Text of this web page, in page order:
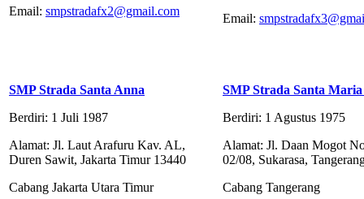
Email: smpstradafx2@gmail.com
Email:
SMP Strada Santa Anna
Berdiri: 1 Juli 1987
Alamat: Jl. Laut Arafuru Kav. AL,
Duren Sawit, Jakarta Timur 13440
Cabang Jakarta Utara Timur
SMP Strada Santa
Berdiri: 1 Agustus 1975
Alamat: Jl. Daan Mogot
02/08, Sukarasa,
Cabang Tangerang